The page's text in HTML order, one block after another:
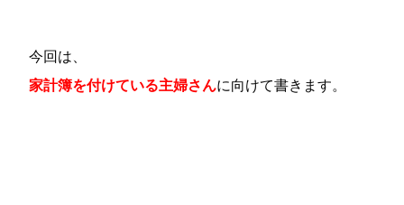
今回は、
家計簿を付けている主婦さんに向けて書きます。